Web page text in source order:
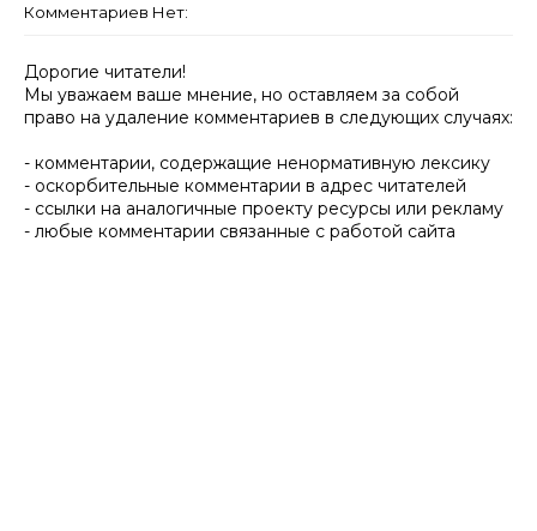
Комментариев Нет:
Дорогие читатели!
Мы уважаем ваше мнение, но оставляем за собой
право на удаление комментариев в следующих случаях:
- комментарии, содержащие ненормативную лексику
- оскорбительные комментарии в адрес читателей
- ссылки на аналогичные проекту ресурсы или рекламу
- любые комментарии связанные с работой сайта